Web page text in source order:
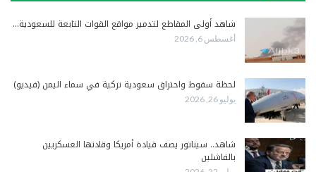
شاهد أولى المقاطع لتدمير مواقع القوات التابعة للسعودية…
أغسطس 6, 2026
لحظة سقوط واحتراق سعودية تركية في سماء اليمن (فيديو)
يوليو 26, 2026
شاهد.. سيناتور يصف قيادة أمريكا وقادتها العسكريين
بالفاشلين